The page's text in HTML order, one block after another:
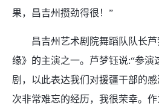
果，昌吉州攒劲得很！”
昌吉州艺术剧院舞蹈队队长芦
缘》的主演之一。芦梦钰说:“参演
剧，以此表达我们对援疆干部的
次非常难忘的经历，我很荣幸。